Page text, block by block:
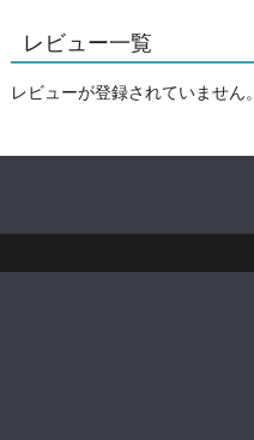
レビュー一覧
レビューが登録されていません。